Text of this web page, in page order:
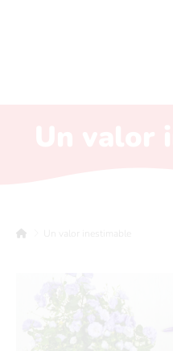
Un valor inestimable